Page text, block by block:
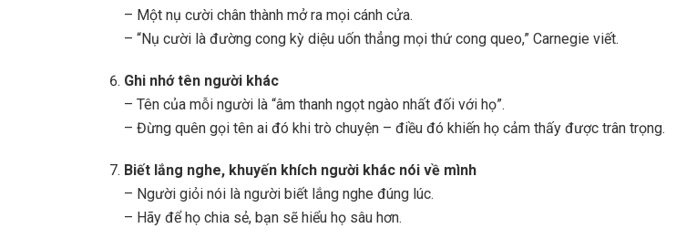
– Một nụ cười chân thành mở ra mọi cánh cửa.
– “Nụ cười là đường cong kỳ diệu uốn thẳng mọi thứ cong queo,” Carnegie viết.
Ghi nhớ tên người khác
– Tên của mỗi người là “âm thanh ngọt ngào nhất đối với họ”.
– Đừng quên gọi tên ai đó khi trò chuyện – điều đó khiến họ cảm thấy được trân trọng.
Biết lắng nghe, khuyến khích người khác nói về mình
– Người giỏi nói là người biết lắng nghe đúng lúc.
– Hãy để họ chia sẻ, bạn sẽ hiểu họ sâu hơn.